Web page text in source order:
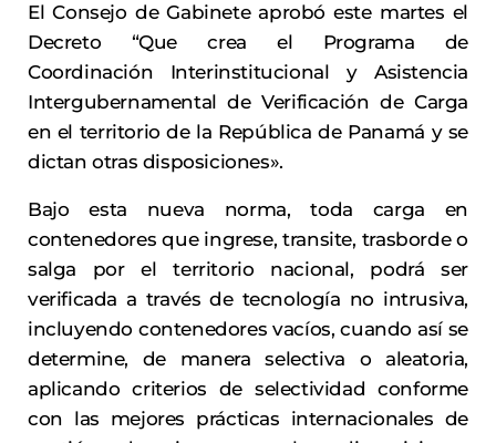
El Consejo de Gabinete aprobó este martes el
Decreto “Que crea el Programa de
Coordinación Interinstitucional y Asistencia
Intergubernamental de Verificación de Carga
en el territorio de la República de Panamá y se
dictan otras disposiciones».
Bajo esta nueva norma, toda carga en
contenedores que ingrese, transite, trasborde o
salga por el territorio nacional, podrá ser
verificada a través de tecnología no intrusiva,
incluyendo contenedores vacíos, cuando así se
determine, de manera selectiva o aleatoria,
aplicando criterios de selectividad conforme
con las mejores prácticas internacionales de